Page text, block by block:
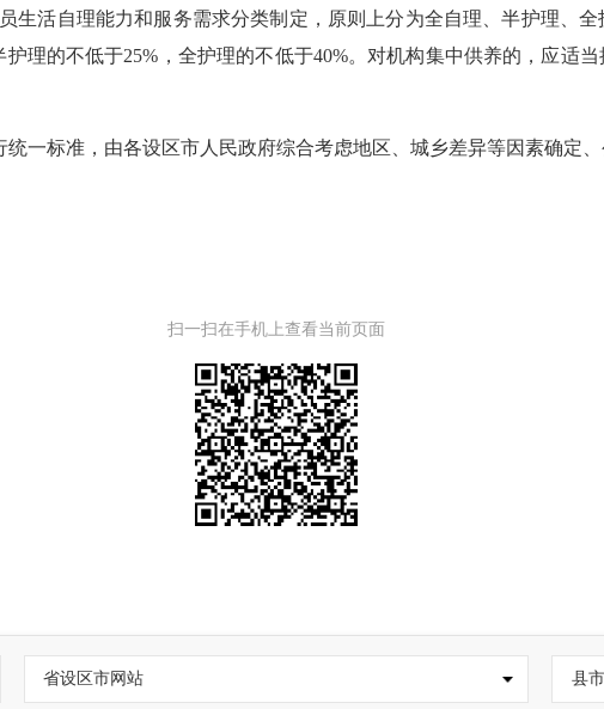
生活自理能力和服务需求分类制定，原则上分为全自理、半护理、
理的不低于25%，全护理的不低于40%。对机构集中供养的，应适
标准，由各设区市人民政府综合考虑地区、城乡差异等因素确定
扫一扫在手机上查看当前页面
省设区市网站 县